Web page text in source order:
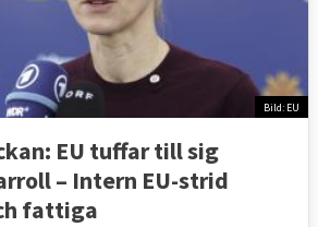
Bild: EU
EU tuffar till sig
– Intern EU-strid
fattiga